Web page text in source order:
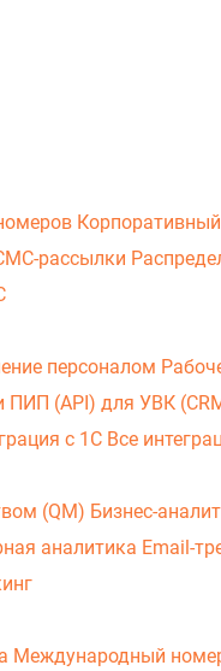
рассылки
персоналом
ПИП (API) для УВК
с 1С Все
(QM) Бизнес-
аналитика Email-
Международный